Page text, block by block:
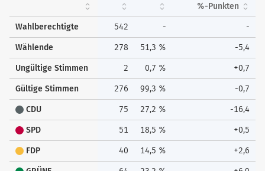
%-Punkten
Wahlberechtigte 542 - -
Wählende 278 51,3 % -5,4
Ungültige Stimmen 2 0,7 % +0,7
Gültige Stimmen 276 99,3 % -0,7
CDU 75 27,2 % -16,4
SPD 51 18,5 % +0,5
FDP 40 14,5 % +2,6